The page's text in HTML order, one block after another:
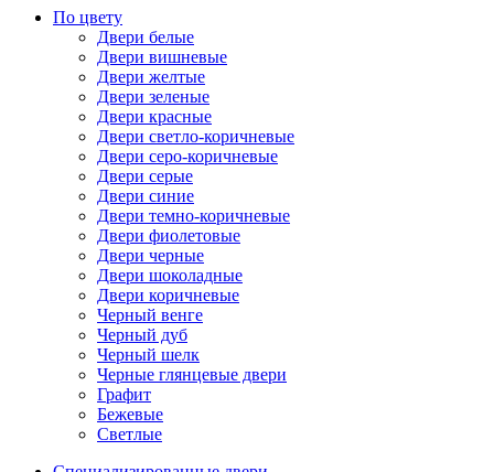
По цвету
Двери белые
Двери вишневые
Двери желтые
Двери зеленые
Двери красные
Двери светло-коричневые
Двери серо-коричневые
Двери серые
Двери синие
Двери темно-коричневые
Двери фиолетовые
Двери черные
Двери шоколадные
Двери коричневые
Черный венге
Черный дуб
Черный шелк
Черные глянцевые двери
Графит
Бежевые
Светлые